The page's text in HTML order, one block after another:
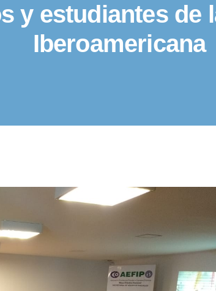
y estudiantes de
Iberoamericana